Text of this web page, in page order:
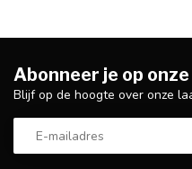
Abonneer je op
Blijf op de hoogte over onze